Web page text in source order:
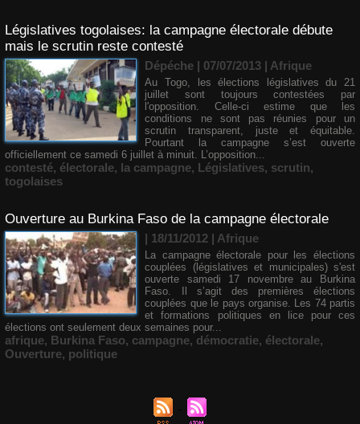
Législatives togolaises: la campagne électorale débute
mais le scrutin reste contesté
Dépéche | 07/07/2013 | Afrique
Au Togo, les élections législatives du 21
juillet sont toujours contestées par
l'opposition. Celle-ci estime que les
conditions ne sont pas réunies pour un
scrutin transparent, juste et équitable.
Pourtant la campagne s’est ouverte
officiellement ce samedi 6 juillet à minuit. L’opposition...
contesté, électorale, la campagne, Législatives, scrutin,
togolaises
Ouverture au Burkina Faso de la campagne électorale
| 18/11/2012 | Afrique
La campagne électorale pour les élections
couplées (législatives et municipales) s'est
ouverte samedi 17 novembre au Burkina
Faso. Il s’agit des premières élections
couplées que le pays organise. Les 74 partis
et formations politiques en lice pour ces
élections ont seulement deux semaines pour...
afrique, Burkina Faso, campagne, démocratie, électorale,
Ouverture, politique